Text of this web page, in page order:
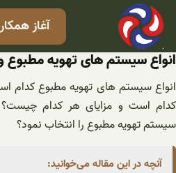
رفتن
محتوا
آغاز
انواع سیستم های تهویه مطبوع
انواع سیستم های تهویه مطبوع کدام
کدام است و مزایای هر کدام
سیستم تهویه مطبوع را انتخاب نمود؟
آنچه در این مقاله می‌خوانید: